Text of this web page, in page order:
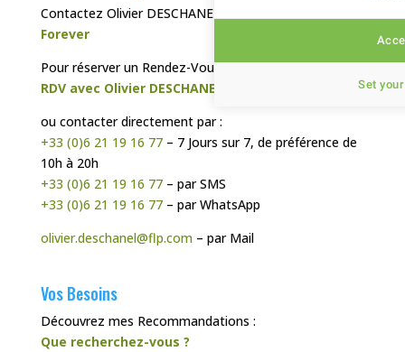
Contactez Olivier DESCHANEL, votre
Forever
Pour réserver un Rendez-Vous Téléphonique :
RDV avec Olivier DESCHANEL
ou contacter directement par :
+33 (0)6 21 19 16 77– 7 Jours sur 7, de préférence de
10h à 20h
+33 (0)6 21 19 16 77– par SMS
+33 (0)6 21 19 16 77– par WhatsApp
olivier.deschanel@flp.com– par Mail
Vos Besoins
Découvrez mes Recommandations :
Que recherchez-vous ?
Set